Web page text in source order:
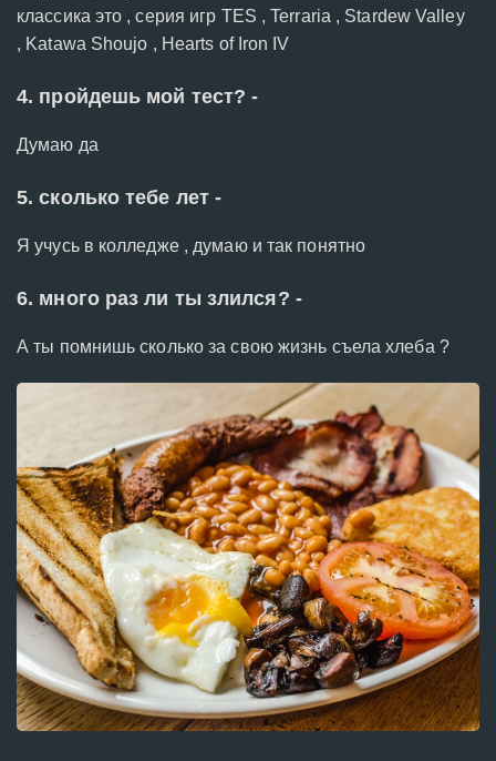
классика это , серия игр TES , Terraria , Stardew Valley
, Katawa Shoujo , Hearts of Iron IV
4. пройдешь мой тест? -
Думаю да
5. сколько тебе лет -
Я учусь в колледже , думаю и так понятно
6. много раз ли ты злился? -
А ты помнишь сколько за свою жизнь съела хлеба ?